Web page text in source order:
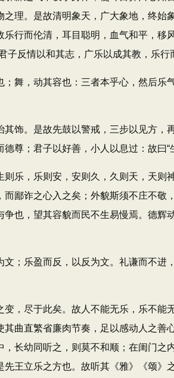
理。是故清明象天，广大象地，终始
行而伦清，耳目聪明，血气和平，移
反情以和其志，广乐以成其教，乐行
，动其容也：三者本乎心，然后乐
。是故先鼓以警戒，三步以见方，
尊；君子以好善，小人以息过：故曰“
，乐则安，安则久，久则天，天则
鄙诈之心入之矣；外貌斯须不庄不敬
也，望其容貌而民不生易慢焉。德辉
乐盈而反，以反为文。礼谦而不进
尽于此矣。故人不能无乐，乐不能
曲直繁省廉肉节奏，足以感动人之善
长幼同听之，则莫不和顺；在闺门之
王立乐之方也。故听其《雅》《颂》